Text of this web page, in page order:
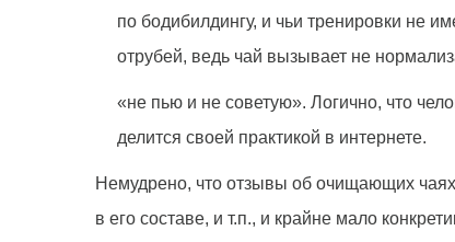
по бодибилдингу, и чьи тренировки не
отрубей, ведь чай вызывает не
«не пью и не советую». Логично, что
делится своей практикой в интернете.
Немудрено, что отзывы об очищающих
в его составе, и т.п., и крайне мало